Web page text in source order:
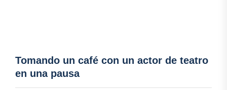
Tomando un café con un actor de teatro
en una pausa